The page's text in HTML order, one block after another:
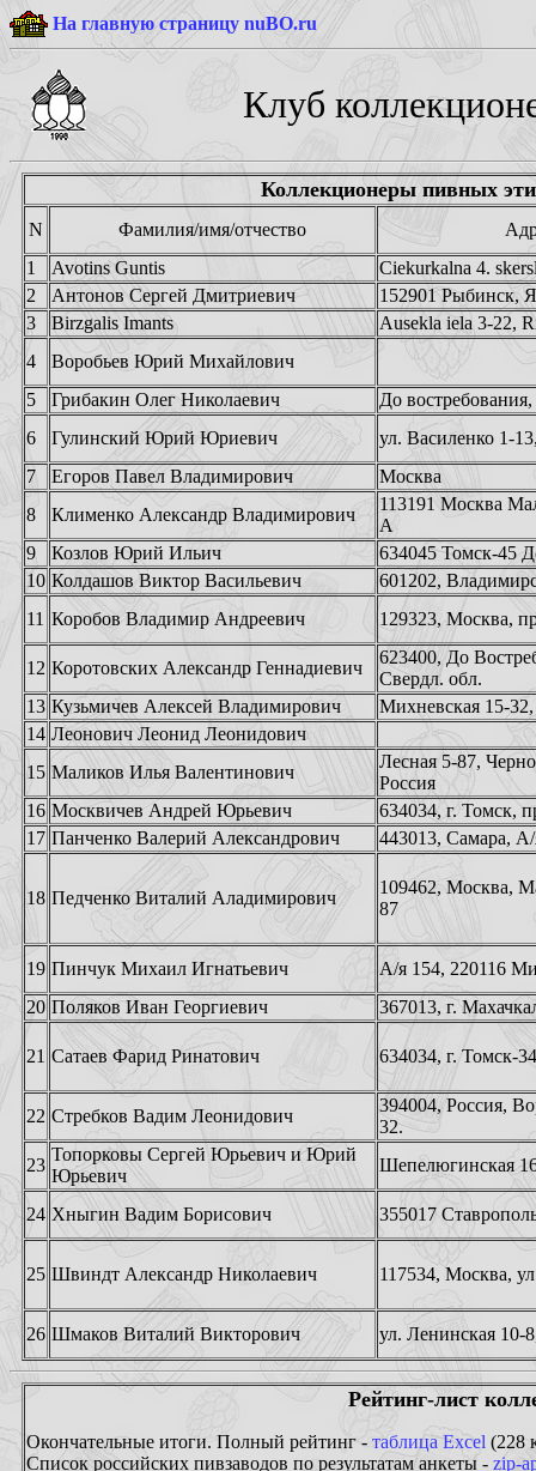
На главную страницу nuBO.ru
Клуб
Коллекционеры пивных
N Фамилия/имя/отчество
1
Avotins Guntis
Ciekurkalna 4.
2
Антонов Сергей Дмитриевич
152901 Рыбинск,
3
Birzgalis Imants
Ausekla iela 3-22,
4
Воробьев Юрий Михайлович
5
Грибакин Олег Николаевич
До
6
Гулинский Юрий Юриевич
ул. Василенко 1-
7
Егоров Павел Владимирович
Москва
8
Клименко Александр Владимирович
113191 Москва
А
9
Козлов Юрий Ильич
634045 Томск-45
10 Колдашов Виктор Васильевич
601202,
11 Коробов Владимир Андреевич 129323, Москва,
12 Коротовских Александр Геннадиевич
623400, До
Свердл. обл.
13 Кузьмичев Алексей Владимирович
Михневская 15-
14 Леонович Леонид Леонидович
15 Маликов Илья Валентинович
Лесная 5-87,
Россия
16 Москвичев Андрей Юрьевич
634034, г. Томск,
17 Панченко Валерий Александрович 443013, Самара,
18 Педченко Виталий Аладимирович
109462, Москва,
87
19 Пинчук Михаил Игнатьевич
А/я 154, 220116
20 Поляков Иван Георгиевич 367013, г.
21 Сатаев Фарид Ринатович 634034, г. Томск-
22 Стребков Вадим Леонидович
394004, Россия,
32.
23
Топорковы Сергей Юрьевич и Юрий
Юрьевич
Шепелюгинская
24 Хныгин Вадим Борисович 355017
25 Швиндт Александр Николаевич 117534, Москва,
26 Шмаков Виталий Викторович ул. Ленинская 10-
Рейтинг-лист
Окончательные итоги. Полный рейтинг - таблица Excel (228
Список российских пивзаводов по результатам анкеты - zip-